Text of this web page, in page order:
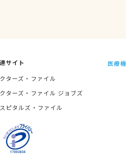
サイト
ターズ・ファイル
ターズ・ファイル ジョブズ
ピタルズ・ファイル
医療